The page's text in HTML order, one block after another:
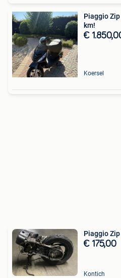
Piaggio
km!
€
Koersel
Piaggio
€ 175,00
Kontich